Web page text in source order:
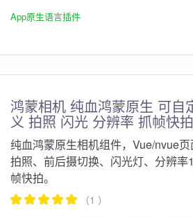
App原生语言插件
鸿蒙相机 纯血鸿蒙原生 可自
义 拍照 闪光 分辨率 抓帧快拍
纯血鸿蒙原生相机组件，Vue/nvue
拍照、前后摄切换、闪光灯、分辨率
帧快拍。
（1 ）